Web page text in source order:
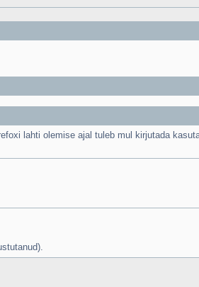
lahti olemise ajal tuleb mul kirjutada